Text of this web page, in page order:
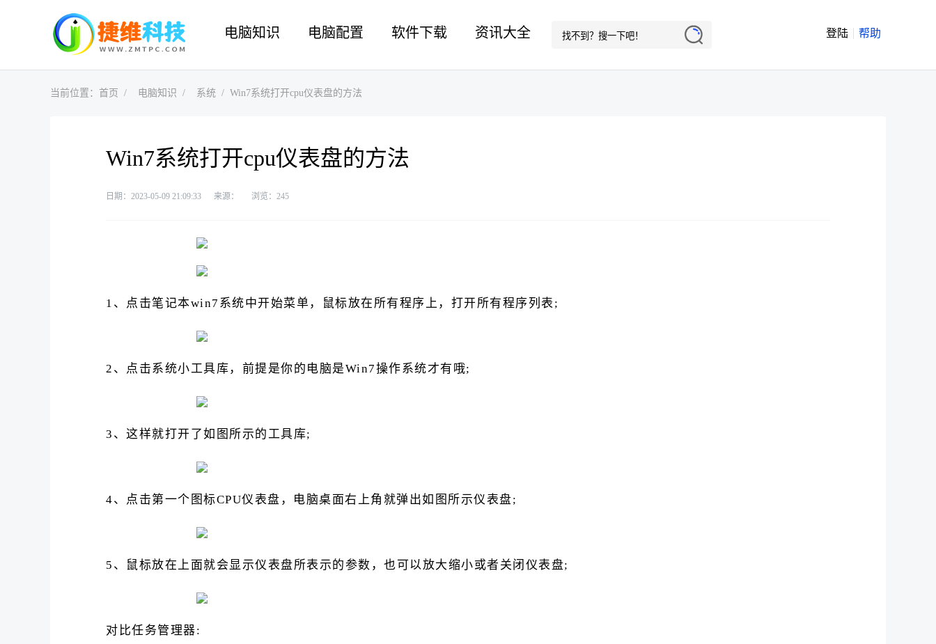
电脑知识 电脑配置 软件下载 资讯大全 登陆 帮助
当前位置： 首页 电脑知识 系统 Win7系统打开cpu仪表盘的方法
Win7系统打开cpu仪表盘的方法
日期：2023-05-09 21:09:33 来源： 浏览： 245
1、点击笔记本win7系统中开始菜单，鼠标放在所有程序上，打开所有程序列表;
2、点击系统小工具库，前提是你的电脑是Win7操作系统才有哦;
3、这样就打开了如图所示的工具库;
4、点击第一个图标CPU仪表盘，电脑桌面右上角就弹出如图所示仪表盘;
5、鼠标放在上面就会显示仪表盘所表示的参数，也可以放大缩小或者关闭仪表盘;
对比任务管理器: